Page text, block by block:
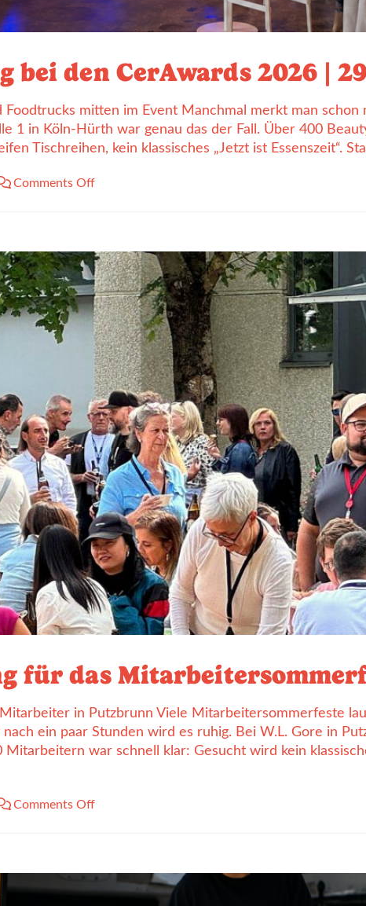
bei den CerAwards 2026 |
Foodtrucks mitten im Event Manchmal merkt man
1 in Köln-Hürth war genau das der Fall. Über 400
Tischreihen, kein klassisches „Jetzt ist Essenszeit“.
Comments Off
für das
in Putzbrunn Viele Mitarbeitersommerfeste
ein paar Stunden wird es ruhig. Bei W.L. Gore in
war schnell klar: Gesucht wird kein
Comments Off